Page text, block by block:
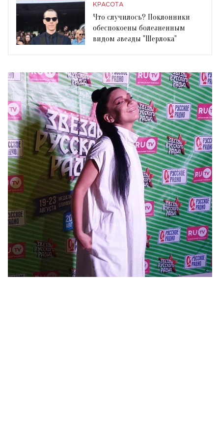
КРАСОТА
Что случилось? Поклонники
обеспокоены болезненным
видом звезды "Шерлока"